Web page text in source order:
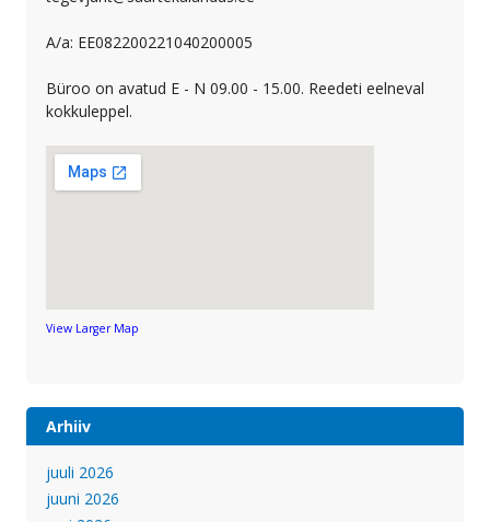
A/a: EE082200221040200005
Büroo on avatud E - N 09.00 - 15.00. Reedeti eelneval
kokkuleppel.
View Larger Map
Arhiiv
juuli 2026
juuni 2026